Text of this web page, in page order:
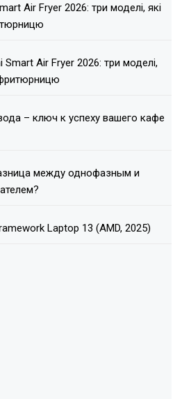
Air Fryer 2026: три моделі, які
Smart Air Fryer 2026: три моделі,
фритюрницю
– ключ к успеху вашего кафе
между однофазным и
Laptop 13 (AMD, 2025)